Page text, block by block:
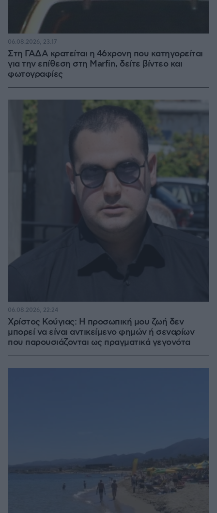
Στη ΓΑΔΑ κρατείται η 46χρονη που κατηγορείται
για την επίθεση στη Marfin, δείτε βίντεο και
φωτογραφίες
06.08.2026, 23:17
Χρίστος Κούγιας: Η προσωπική μου ζωή δεν
μπορεί να είναι αντικείμενο φημών ή σεναρίων
που παρουσιάζονται ως πραγματικά γεγονότα
06.08.2026, 22:24